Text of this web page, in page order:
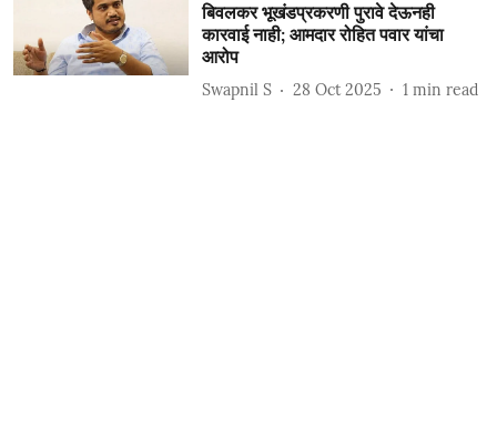
बिवलकर भूखंडप्रकरणी पुरावे देऊनही
कारवाई नाही; आमदार रोहित पवार यांचा
आरोप
Swapnil S 28 Oct 2025 1 min read